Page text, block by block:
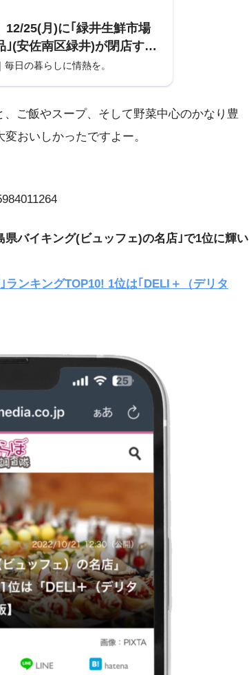
12/25(月)に｢緑井生鮮市場
｣(安佐南区緑井)が閉店する
までありがとうございまし
毎日の暮らしに情熱を。
ご飯やスープ、そして野菜中心のかなり豊
おいしかったですよー。
バイキング(ビュッフェ)の名店｣で1位に輝い
ンキングTOP10! 1位は｢DELI＋（デリタ